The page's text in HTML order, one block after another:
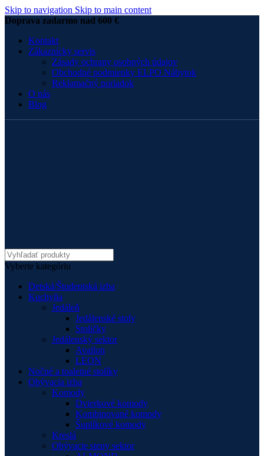
Skip to navigation Skip to main content
Doprava zadarmo nad 600 €
Kontakt
Zákaznícky servis
Zásady ochrany osobných údajov
Obchodné podmienky ELPO Nábytok
Reklamačný poriadok
O nás
Blog
Vyberte kategóriu
Detská/Študentská izba
Kuchyňa
Jedáleň
Jedálenské stoly
Stoličky
Jedálenský sektor
Avallon
LEON
Nočné a toaletné stolíky
Obývacia izba
Komody
Dvierkové komody
Kombinované komody
Šuplíkové komody
Kreslá
Obývacie steny sektor